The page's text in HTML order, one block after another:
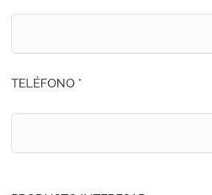
TELÉFONO *